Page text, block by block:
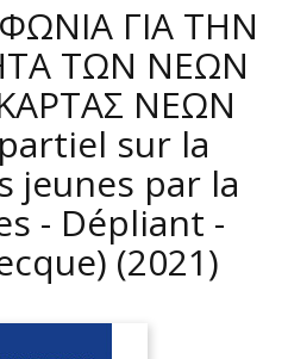
ΓΙΑ ΤΗΝ
ΤΩΝ ΝΕΩΝ
ΝΕΩΝ
sur la
jeunes par la
- Dépliant -
(2021)